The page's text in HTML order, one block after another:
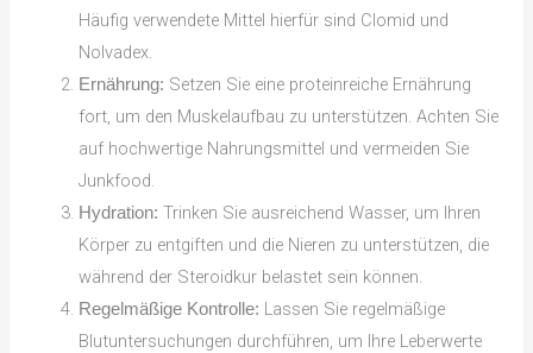
Häufig verwendete Mittel hierfür sind Clomid und
Nolvadex.
Ernährung: Setzen Sie eine proteinreiche Ernährung
fort, um den Muskelaufbau zu unterstützen. Achten Sie
auf hochwertige Nahrungsmittel und vermeiden Sie
Junkfood.
Hydration: Trinken Sie ausreichend Wasser, um Ihren
Körper zu entgiften und die Nieren zu unterstützen, die
während der Steroidkur belastet sein können.
Regelmäßige Kontrolle: Lassen Sie regelmäßige
Blutuntersuchungen durchführen, um Ihre Leberwerte